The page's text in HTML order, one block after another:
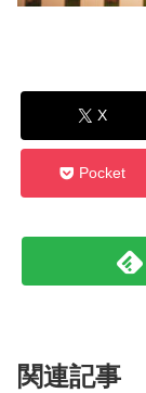
X
Pocket
関連記事